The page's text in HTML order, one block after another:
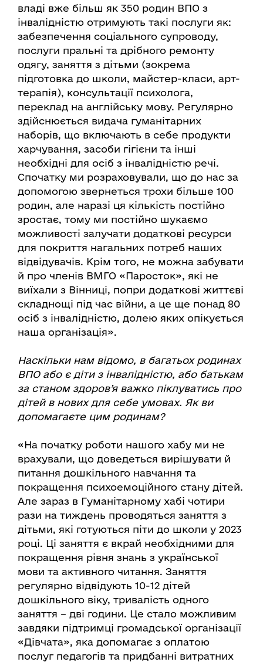
владі вже більш як 350 родин ВПО з
інвалідністю отримують такі послуги як:
забезпечення соціального супроводу,
послуги пральні та дрібного ремонту
одягу, заняття з дітьми (зокрема
підготовка до школи, майстер-класи, арт-
терапія), консультації психолога,
переклад на англійську мову. Регулярно
здійснюється видача гуманітарних
наборів, що включають в себе продукти
харчування, засоби гігієни та інші
необхідні для осіб з інвалідністю речі.
Спочатку ми розраховували, що до нас за
допомогою звернеться трохи більше 100
родин, але наразі ця кількість постійно
зростає, тому ми постійно шукаємо
можливості залучати додаткові ресурси
для покриття нагальних потреб наших
відвідувачів. Крім того, не можна забувати
й про членів ВМГО «Паросток», які не
виїхали з Вінниці, попри додаткові життєві
складнощі під час війни, а це ще понад 80
осіб з інвалідністю, долею яких опікується
наша організація».
Наскільки нам відомо, в багатьох родинах
ВПО або є діти з інвалідністю, або батькам
за станом здоров’я важко піклуватись про
дітей в нових для себе умовах. Як ви
допомагаєте цим родинам?
«На початку роботи нашого хабу ми не
врахували, що доведеться вирішувати й
питання дошкільного навчання та
покращення психоемоційного стану дітей.
Але зараз в Гуманітарному хабі чотири
рази на тиждень проводяться заняття з
дітьми, які готуються піти до школи у 2023
році. Ці заняття є вкрай необхідними для
покращення рівня знань з української
мови та активного читання. Заняття
регулярно відвідують 10-12 дітей
дошкільного віку, тривалість одного
заняття – дві години. Це стало можливим
завдяки підтримці громадської організації
«Дівчата», яка допомагає з оплатою
послуг педагогів та придбанні витратних